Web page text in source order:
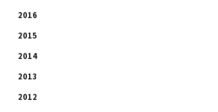
2016
2015
2014
2013
2012